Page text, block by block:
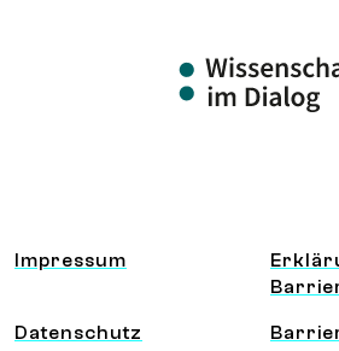
Impressum
Datenschutz